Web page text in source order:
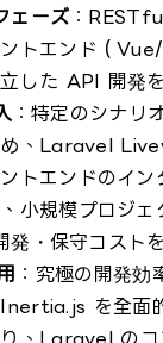
ェーズ：
トエンド（
した API 開発
：特定のシナリ
、Laravel
トエンドのイ
小規模プロジ
・保守コスト
：究極の開発
を全面